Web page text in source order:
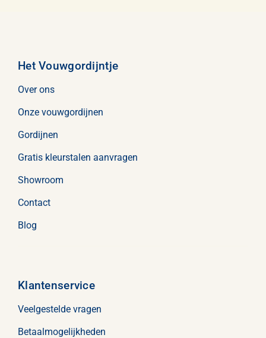
Het Vouwgordijntje
Over ons
Onze vouwgordijnen
Gordijnen
Gratis kleurstalen aanvragen
Showroom
Contact
Blog
Klantenservice
Veelgestelde vragen
Betaalmogelijkheden